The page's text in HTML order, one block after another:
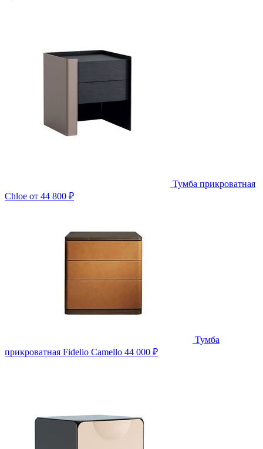
Тумба прикроватная
Chloe от 44 800 ₽
Тумба
прикроватная Fidelio Camello 44 000 ₽